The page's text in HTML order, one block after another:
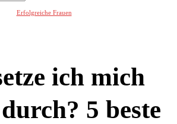
Erfolgreiche Frauen
ich mich
5 beste